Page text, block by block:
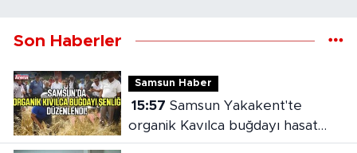
Son Haberler
Samsun Haber
15:57
organik Kavılca buğdayı hasat
şenliği